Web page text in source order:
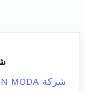
شركة DISTRIBUTION MODA